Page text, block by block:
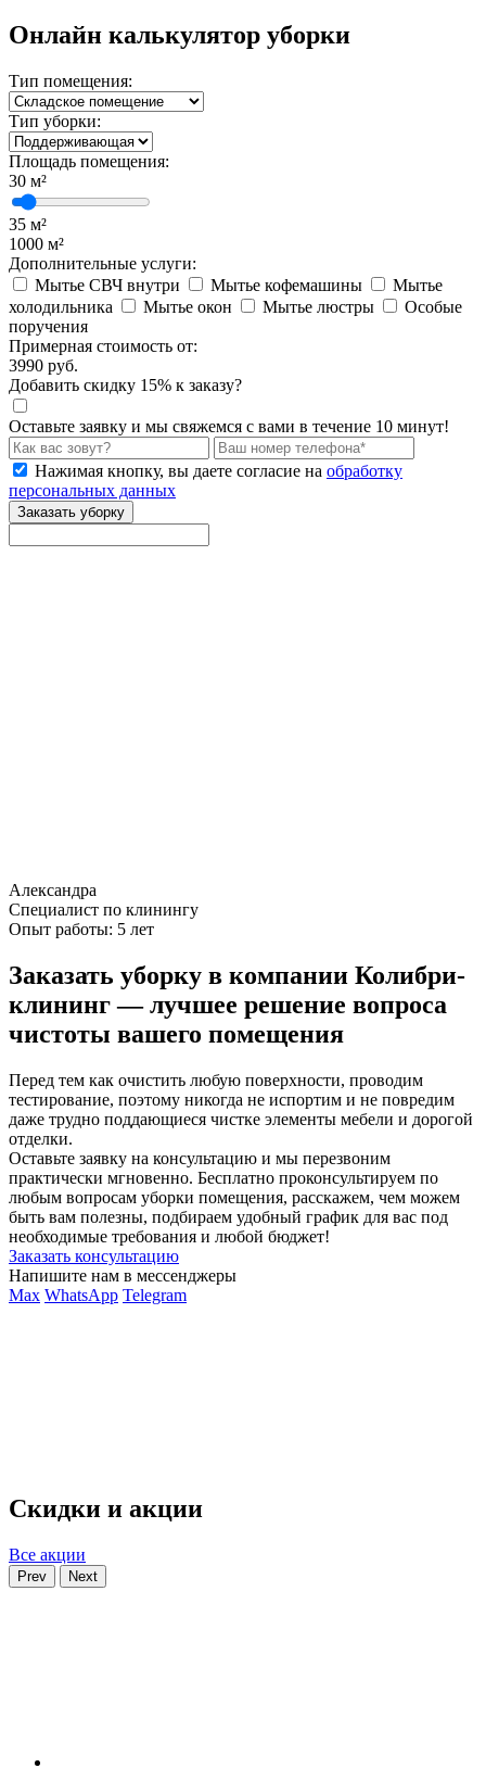
Онлайн калькулятор уборки
Тип помещения:
Тип уборки:
Площадь помещения:
30 м²
35 м²
1000 м²
Дополнительные услуги:
Мытье СВЧ внутри
Мытье кофемашины
Мытье
холодильника
Мытье окон Мытье люстры
Особые
поручения
Примерная стоимость от:
3990 руб.
Добавить скидку 15% к заказу?
Оставьте заявку и мы свяжемся с вами в течение 10 минут!
Нажимая кнопку, вы даете согласие на обработку
персональных данных
Заказать уборку
Александра
Специалист по клинингу
Опыт работы: 5 лет
Заказать уборку в компании Колибри-
клининг — лучшее решение вопроса
чистоты вашего помещения
Перед тем как очистить любую поверхности, проводим
тестирование, поэтому никогда не испортим и не повредим
даже трудно поддающиеся чистке элементы мебели и дорогой
отделки.
Оставьте заявку на консультацию и мы перезвоним
практически мгновенно. Бесплатно проконсультируем по
любым вопросам уборки помещения, расскажем, чем можем
быть вам полезны, подбираем удобный график для вас под
необходимые требования и любой бюджет!
Заказать консультацию
Напишите нам в мессенджеры
Max WhatsApp Telegram
Скидки и акции
Все акции
Prev Next